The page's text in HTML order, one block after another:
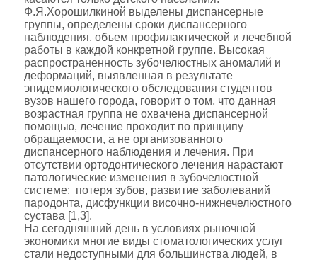
Ф.Я.Хорошилкиной выделены диспансерные
группы, определены сроки диспансерного
наблюдения, объем профилактической и лечебной
работы в каждой конкретной группе. Высокая
распространенность зубочелюстных аномалий и
деформаций, выявленная в результате
эпидемиологического обследования студентов
вузов нашего города, говорит о том, что данная
возрастная группа не охвачена диспансерной
помощью, лечение проходит по принципу
обращаемости, а не организованного
диспансерного наблюдения и лечения. При
отсутствии ортодонтического лечения нарастают
патологические изменения в зубочелюстной
системе: потеря зубов, развитие заболеваний
пародонта, дисфункции височно-нижнечелюстного
сустава [1,3].
На сегодняшний день в условиях рыночной
экономики многие виды стоматологических услуг
стали недоступными для большинства людей, в